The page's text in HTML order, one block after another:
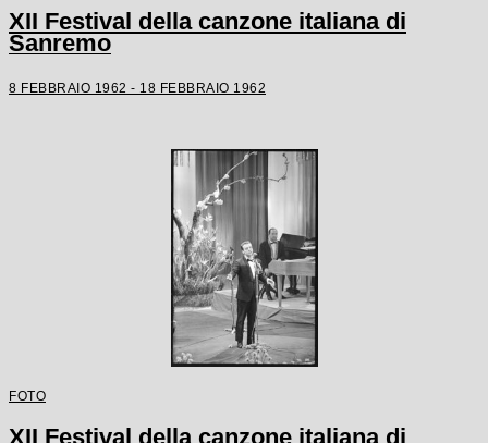
XII Festival della canzone italiana di
Sanremo
8 FEBBRAIO 1962 - 18 FEBBRAIO 1962
FOTO
XII Festival della canzone italiana di